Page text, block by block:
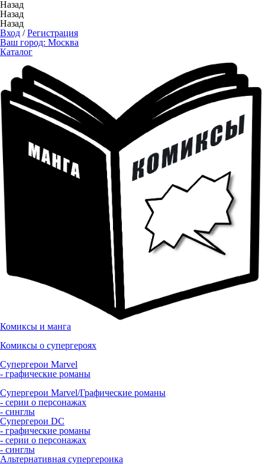
Назад
Назад
Назад
Вход /Регистрация
Ваш город: Москва
Каталог
Комиксы и манга
Комиксы о супергероях
Супергерои Marvel
- графические романы
Супергерои Marvel/Графические романы
- серии о персонажах
- синглы
Супергерои DC
- графические романы
- серии о персонажах
- синглы
Альтернативная супергероика